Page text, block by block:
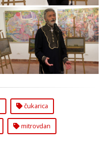
U Susret Mitrovdanu:
U Galeriji 73
Prikazana Izložba
Slika Nataše Gligorić
na Čukarici
čukarica
mitrovdan